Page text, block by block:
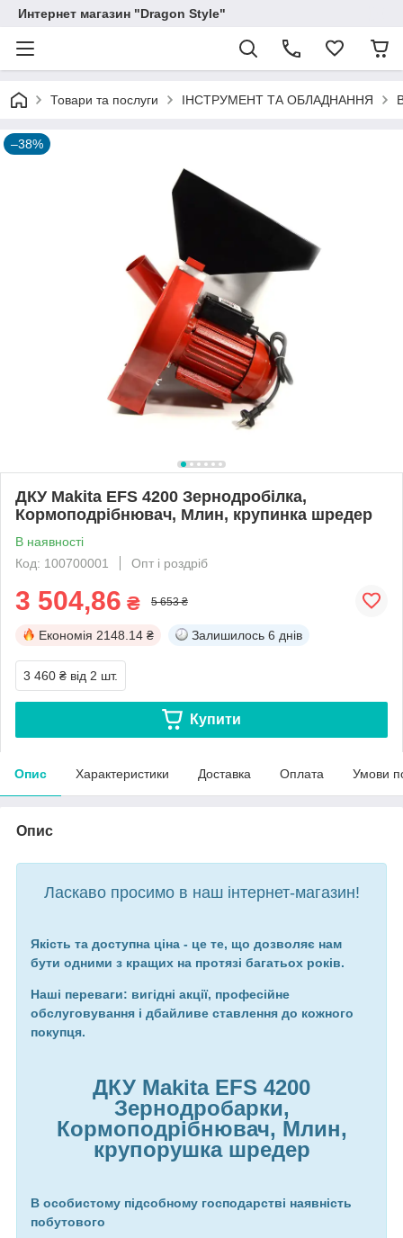
Интернет магазин "Dragon Style"
Товари та послуги ІНСТРУМЕНТ ТА ОБЛАДНАННЯ
–38%
ДКУ Makita EFS 4200 Зернодробілка,
Кормоподрібнювач, Млин, крупинка шредер
В наявності
Код: 100700001
Опт і роздріб
3 504,86 ₴ 5 653 ₴
Економія 2148.14 ₴ Залишилось 6 днів
3 460 ₴ від 2 шт.
Купити
Опис Характеристики Доставка Оплата Умови
Опис
Ласкаво просимо в наш інтернет-магазин!
Якість та доступна ціна - це те, що дозволяє нам
бути одними з кращих на протязі багатьох років.
Наші переваги: вигідні акції, професійне
обслуговування і дбайливе ставлення до кожного
покупця.
ДКУ Makita EFS 4200
Зернодробарки,
Кормоподрібнювач, Млин,
крупорушка шредер
В особистому підсобному господарстві наявність
побутового